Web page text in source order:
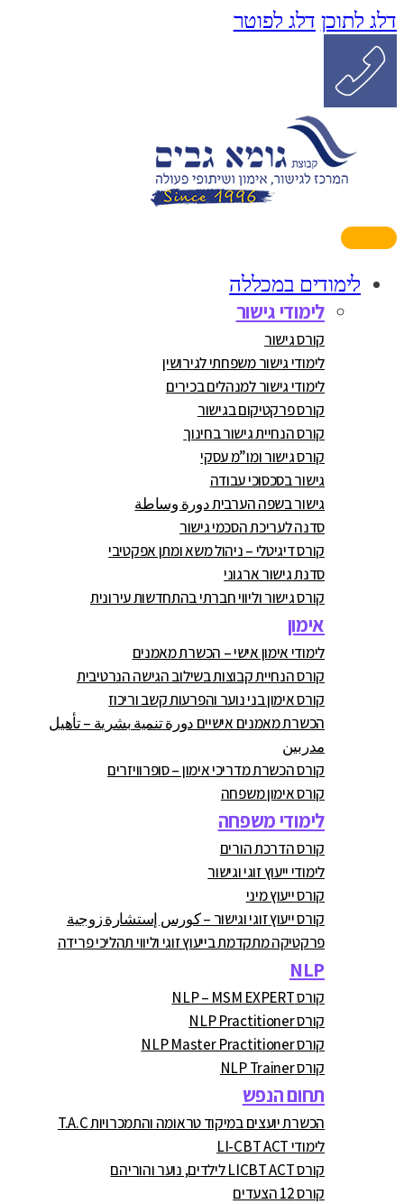
דלג לתוכן דלג לפוטר
לימודים במכללה
לימודי גישור
קורס גישור
לימודי גישור משפחתי לגירושין
לימודי גישור למנהלים בכירים
קורס פרקטיקום בגישור
קורס הנחיית גישור בחינוך
קורס גישור ומו”מ עסקי
גישור בסכסוכי עבודה
גישור בשפה הערבית دورة وساطة
סדנה לעריכת הסכמי גישור
קורס דיגיטלי – ניהול משא ומתן אפקטיבי
סדנת גישור ארגוני
קורס גישור וליווי חברתי בהתחדשות עירונית
אימון
לימודי אימון אישי – הכשרת מאמנים
קורס הנחיית קבוצות בשילוב הגישה הנרטיבית
קורס אימון בני נוער והפרעות קשב וריכוז
הכשרת מאמנים אישיים دورة تنمية بشرية – تأهيل
مدربين
קורס הכשרת מדריכי אימון – סופרוויזרים
קורס אימון משפחה
לימודי משפחה
קורס הדרכת הורים
לימודי ייעוץ זוגי וגישור
קורס ייעוץ מיני
קורס ייעוץ זוגי וגישור – كورس إستشارة زوجية
פרקטיקה מתקדמת בייעוץ זוגי וליווי תהליכי פרידה
NLP
קורס NLP – MSM EXPERT
קורס NLP Practitioner
קורס NLP Master Practitioner
קורס NLP Trainer
תחום הנפש
הכשרת יועצים במיקוד טראומה והתמכרויות T.A.C
לימודי LI-CBT ACT
קורס LICBT ACT לילדים, נוער והוריהם
קורס 12 הצעדים